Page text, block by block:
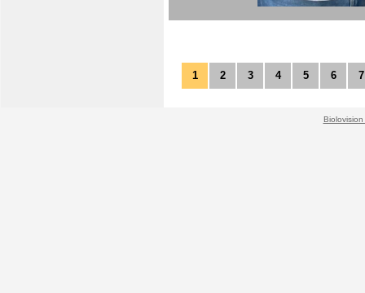
1 2 3 4 5 6 7
Biolovision